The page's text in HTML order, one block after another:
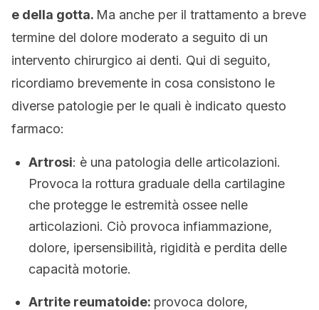
e della gotta. Ma anche per il trattamento a breve
termine del dolore moderato a seguito di un
intervento chirurgico ai denti. Qui di seguito,
ricordiamo brevemente in cosa consistono le
diverse patologie per le quali è indicato questo
farmaco:
Artrosi: è una patologia delle articolazioni.
Provoca la rottura graduale della cartilagine
che protegge le estremità ossee nelle
articolazioni. Ciò provoca infiammazione,
dolore, ipersensibilità, rigidità e perdita delle
capacità motorie.
Artrite reumatoide: provoca dolore,